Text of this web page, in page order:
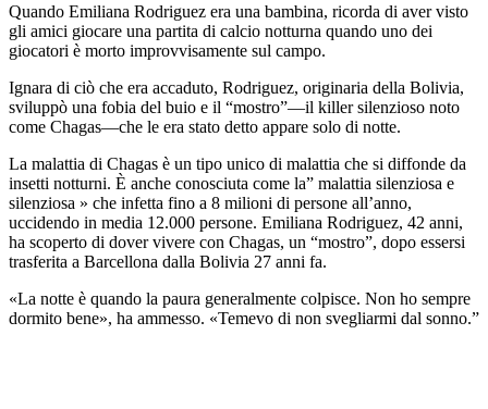
Quando Emiliana Rodriguez era una bambina, ricorda di aver visto
gli amici giocare una partita di calcio notturna quando uno dei
giocatori è morto improvvisamente sul campo.
Ignara di ciò che era accaduto, Rodriguez, originaria della Bolivia,
sviluppò una fobia del buio e il “mostro”—il killer silenzioso noto
come Chagas—che le era stato detto appare solo di notte.
La malattia di Chagas è un tipo unico di malattia che si diffonde da
insetti notturni. È anche conosciuta come la” malattia silenziosa e
silenziosa » che infetta fino a 8 milioni di persone all’anno,
uccidendo in media 12.000 persone. Emiliana Rodriguez, 42 anni,
ha scoperto di dover vivere con Chagas, un “mostro”, dopo essersi
trasferita a Barcellona dalla Bolivia 27 anni fa.
«La notte è quando la paura generalmente colpisce. Non ho sempre
dormito bene», ha ammesso. «Temevo di non svegliarmi dal sonno.”